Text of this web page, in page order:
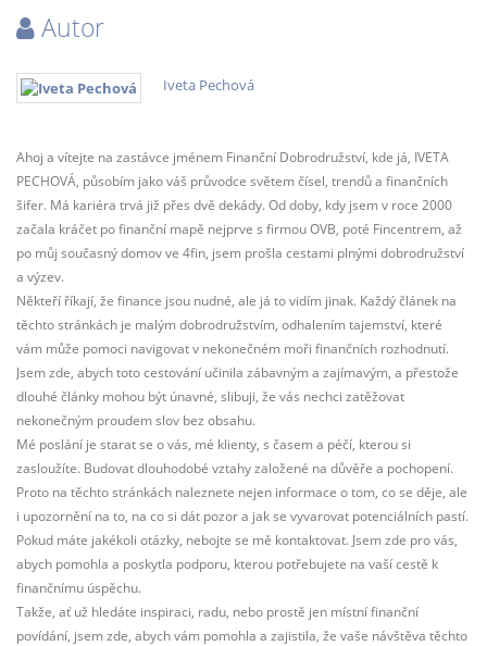
Autor
Iveta Pechová
Ahoj a vítejte na zastávce jménem Finanční Dobrodružství, kde já, IVETA
PECHOVÁ, působím jako váš průvodce světem čísel, trendů a finančních
šifer. Má kariéra trvá již přes dvě dekády. Od doby, kdy jsem v roce 2000
začala kráčet po finanční mapě nejprve s firmou OVB, poté Fincentrem, až
po můj současný domov ve 4fin, jsem prošla cestami plnými dobrodružství
a výzev.
Někteří říkají, že finance jsou nudné, ale já to vidím jinak. Každý článek na
těchto stránkách je malým dobrodružstvím, odhalením tajemství, které
vám může pomoci navigovat v nekonečném moři finančních rozhodnutí.
Jsem zde, abych toto cestování učinila zábavným a zajímavým, a přestože
dlouhé články mohou být únavné, slibuji, že vás nechci zatěžovat
nekonečným proudem slov bez obsahu.
Mé poslání je starat se o vás, mé klienty, s časem a péčí, kterou si
zasloužíte. Budovat dlouhodobé vztahy založené na důvěře a pochopení.
Proto na těchto stránkách naleznete nejen informace o tom, co se děje, ale
i upozornění na to, na co si dát pozor a jak se vyvarovat potenciálních pastí.
Pokud máte jakékoli otázky, nebojte se mě kontaktovat. Jsem zde pro vás,
abych pomohla a poskytla podporu, kterou potřebujete na vaší cestě k
finančnímu úspěchu.
Takže, ať už hledáte inspiraci, radu, nebo prostě jen místní finanční
povídání, jsem zde, abych vám pomohla a zajistila, že vaše návštěva těchto